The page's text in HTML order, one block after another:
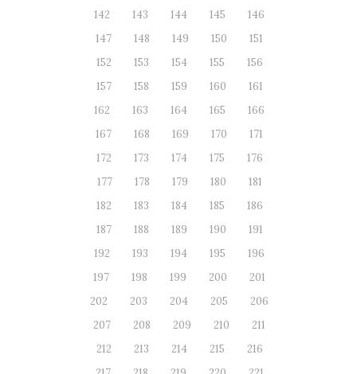
142
143 144 145
146
147
148 149 150
151
152
153 154 155
156
157
158 159 160
161
162
163 164 165
166
167
168 169 170
171
172
173 174 175
176
177
178 179 180
181
182
183 184 185
186
187
188 189 190
191
192
193 194 195
196
197
198 199 200
201
202
203 204 205
206
207
208 209 210
211
212
213 214 215
216